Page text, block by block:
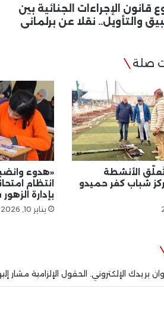
قانون الإجراءات الجنائية بين
والتأويل.. نقلا عن برلمانى
صلة
الأنشطة
شباب كفر حميدو
«هدوء
انتظام
بإدارة
يناير 10, 2026
بريدك الإلكتروني. الحقول الإلزامية مشار